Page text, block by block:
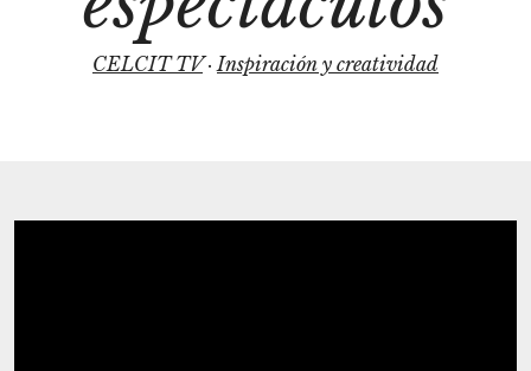
CELCIT TV·Inspiración y creatividad